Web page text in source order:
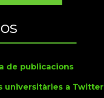
de publicacions
universitàries a Twitter